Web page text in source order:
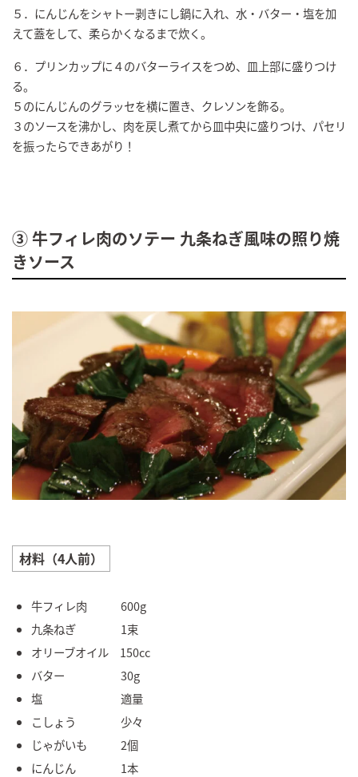
５．にんじんをシャトー剥きにし鍋に入れ、水・バター・塩を加
えて蓋をして、柔らかくなるまで炊く。
６．プリンカップに４のバターライスをつめ、皿上部に盛りつけ
る。
５のにんじんのグラッセを横に置き、クレソンを飾る。
３のソースを沸かし、肉を戻し煮てから皿中央に盛りつけ、パセリ
を振ったらできあがり！
③ 牛フィレ肉のソテー 九条ねぎ風味の照り焼
きソース
材料（4人前）
牛フィレ肉 600g
九条ねぎ 1束
オリーブオイル 150cc
バター 30g
塩 適量
こしょう 少々
じゃがいも 2個
にんじん 1本